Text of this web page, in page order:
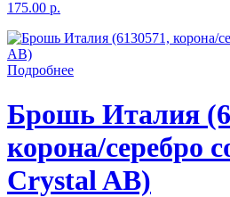
175.00 р.
Подробнее
Брошь Италия
корона/серебро
Crystal AB)